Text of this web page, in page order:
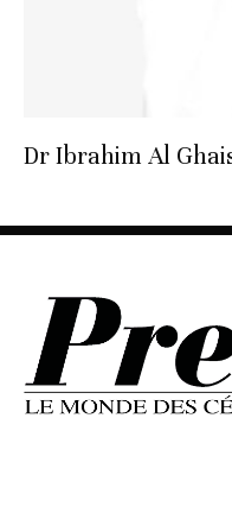
Dr Ibrahim Al